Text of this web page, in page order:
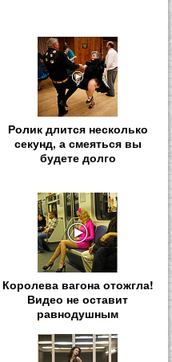
Ролик длится несколько
секунд, а смеяться вы
будете долго
Королева вагона отожгла!
Видео не оставит
равнодушным